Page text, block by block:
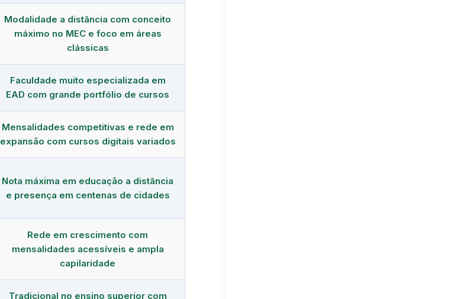
Modalidade a distância com conceito
máximo no MEC e foco em áreas
clássicas
Faculdade muito especializada em
EAD com grande portfólio de cursos
Mensalidades competitivas e rede em
expansão com cursos digitais variados
Nota máxima em educação a distância
e presença em centenas de cidades
Rede em crescimento com
mensalidades acessíveis e ampla
capilaridade
Tradicional no ensino superior com